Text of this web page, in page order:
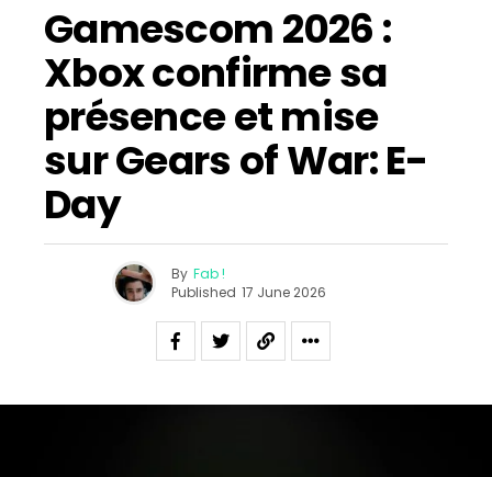
Gamescom 2026 :
Xbox confirme sa
présence et mise
sur Gears of War: E-
Day
By Fab !
Published 17 June 2026